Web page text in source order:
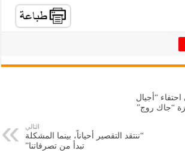
“أجيال
“جاك روج”
التالي
“ننتقد التقصير أحياناً، بينما المشكلة
تبدأ من تصرفاتنا”